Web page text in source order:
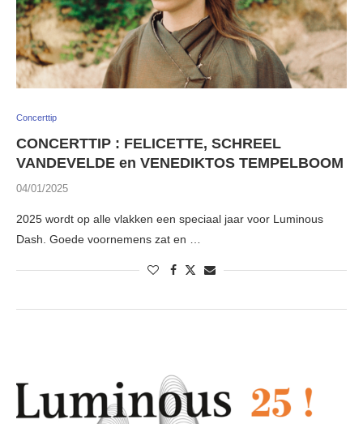
Concerttip
CONCERTTIP : FELICETTE, SCHREEL
VANDEVELDE en VENEDIKTOS TEMPELBOOM
04/01/2025
2025 wordt op alle vlakken een speciaal jaar voor Luminous
Dash. Goede voornemens zat en …